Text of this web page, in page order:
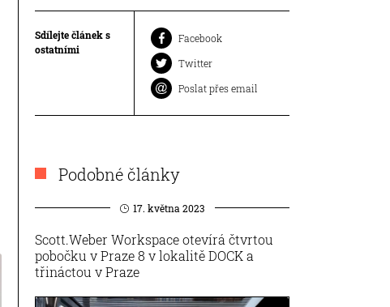
Sdílejte článek s
ostatními
Facebook
Twitter
Poslat přes email
Podobné články
17. května 2023
Scott.Weber Workspace otevírá čtvrtou
pobočku v Praze 8 v lokalitě DOCK a
třináctou v Praze